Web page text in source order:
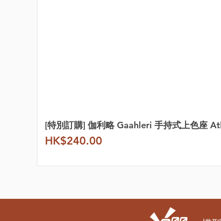
[特別訂購] 伽利略 Gaahleri 手持式上色座
價格
HK$240.00